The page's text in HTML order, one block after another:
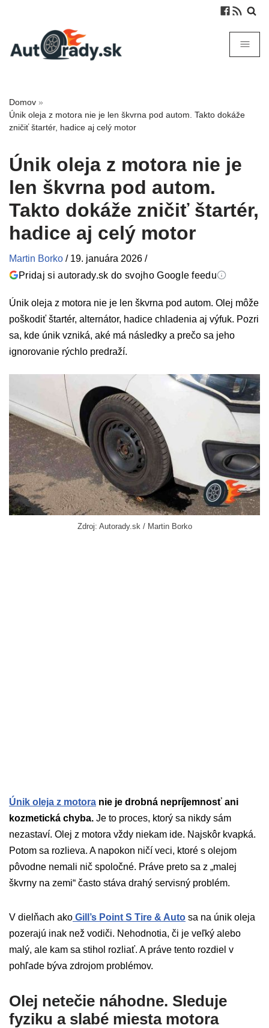
Domov »
Únik oleja z motora nie je len škvrna pod autom. Takto dokáže
zničiť štartér, hadice aj celý motor
Únik oleja z motora nie je
len škvrna pod autom.
Takto dokáže zničiť štartér,
hadice aj celý motor
Martin Borko / 19. januára 2026 /
Pridaj si autorady.sk do svojho Google feedu
Únik oleja z motora nie je len škvrna pod autom. Olej môže
poškodiť štartér, alternátor, hadice chladenia aj výfuk. Pozri
sa, kde únik vzniká, aké má následky a prečo sa jeho
ignorovanie rýchlo predraží.
Zdroj: Autorady.sk / Martin Borko
Únik oleja z motora nie je drobná nepríjemnosť ani
kozmetická chyba. Je to proces, ktorý sa nikdy sám
nezastaví. Olej z motora vždy niekam ide. Najskôr kvapká.
Potom sa rozlieva. A napokon ničí veci, ktoré s olejom
pôvodne nemali nič spoločné. Práve preto sa z „malej
škvrny na zemi“ často stáva drahý servisný problém.
V dielňach ako Gill’s Point S Tire & Auto sa na únik oleja
pozerajú inak než vodiči. Nehodnotia, či je veľký alebo
malý, ale kam sa stihol rozliať. A práve tento rozdiel v
pohľade býva zdrojom problémov.
Olej netečie náhodne. Sleduje
fyziku a slabé miesta motora